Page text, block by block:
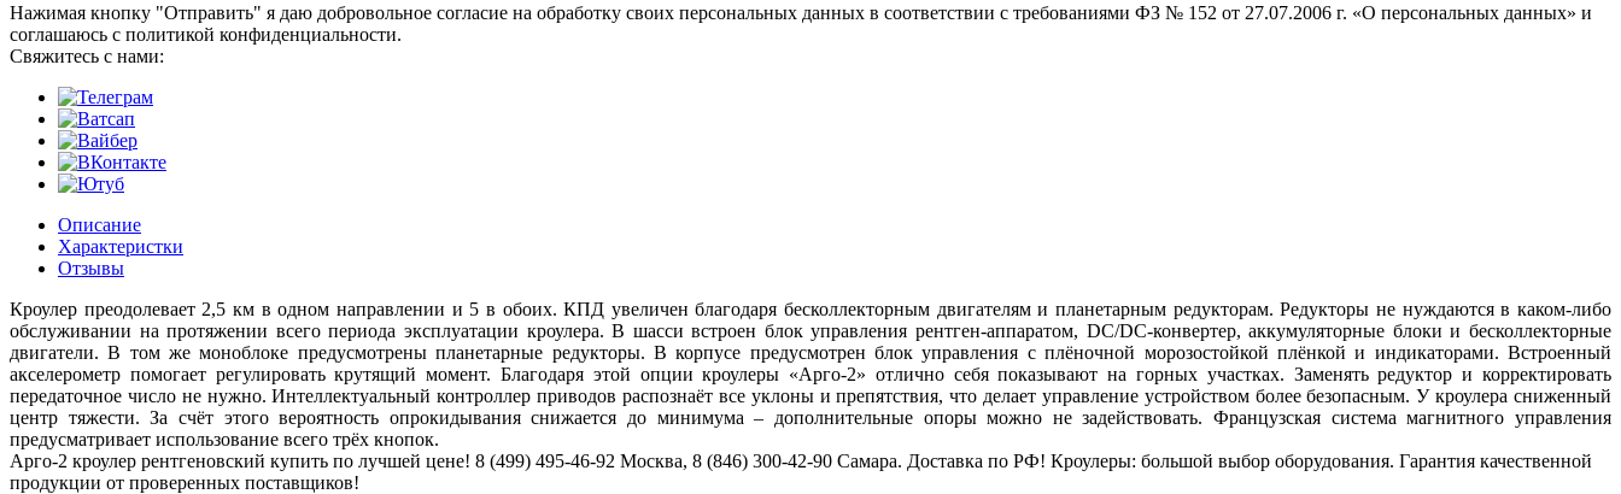
Нажимая кнопку "Отправить" я даю добровольное согласие на обработку своих персональных данных в соответствии с требованиями ФЗ № 152 от 27.07.2006 г. «О персональных данных» и
соглашаюсь с политикой конфиденциальности.
Cвяжитесь с нами:
Описание
Характеристки
Отзывы
Кроулер преодолевает 2,5 км в одном направлении и 5 в обоих. КПД увеличен благодаря бесколлекторным двигателям и планетарным редукторам. Редукторы не нуждаются в каком-либо
обслуживании на протяжении всего периода эксплуатации кроулера. В шасси встроен блок управления рентген-аппаратом, DC/DC-конвертер, аккумуляторные блоки и бесколлекторные
двигатели. В том же моноблоке предусмотрены планетарные редукторы. В корпусе предусмотрен блок управления с плёночной морозостойкой плёнкой и индикаторами. Встроенный
акселерометр помогает регулировать крутящий момент. Благодаря этой опции кроулеры «Арго-2» отлично себя показывают на горных участках. Заменять редуктор и корректировать
передаточное число не нужно. Интеллектуальный контроллер приводов распознаёт все уклоны и препятствия, что делает управление устройством более безопасным. У кроулера сниженный
центр тяжести. За счёт этого вероятность опрокидывания снижается до минимума – дополнительные опоры можно не задействовать. Французская система магнитного управления
предусматривает использование всего трёх кнопок.
Арго-2 кроулер рентгеновский купить по лучшей цене! 8 (499) 495-46-92 Москва, 8 (846) 300-42-90 Самара. Доставка по РФ! Кроулеры: большой выбор оборудования. Гарантия качественной
продукции от проверенных поставщиков!